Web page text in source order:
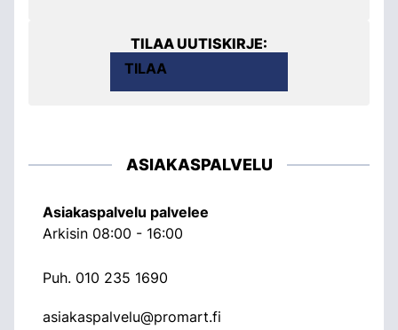
TILAA UUTISKIRJE:
TILAA
ASIAKASPALVELU
Asiakaspalvelu palvelee
Arkisin 08:00 - 16:00
Puh. 010 235 1690
asiakaspalvelu@promart.fi